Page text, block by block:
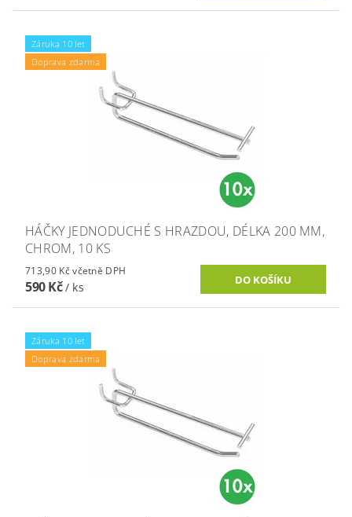
Záruka 10 let
Doprava zdarma
HÁČKY JEDNODUCHÉ S HRAZDOU, DÉLKA 200 MM,
CHROM, 10 KS
713,90 Kč včetně DPH
590 Kč/ ks
Záruka 10 let
Doprava zdarma